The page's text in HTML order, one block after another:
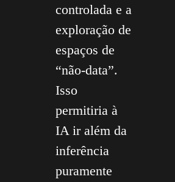
controlada e a
exploração de
espaços de
“não-data”.
Isso
permitiria à
IA ir além da
inferência
puramente